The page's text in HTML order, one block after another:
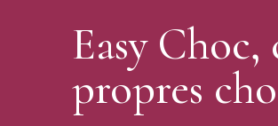
Dimension de la
Fabriqué en
Collection :
Marque :
Easy Choc,
propres